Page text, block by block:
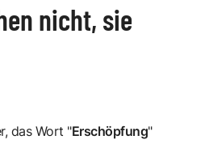
nicht, sie
das Wort "Erschöpfung"